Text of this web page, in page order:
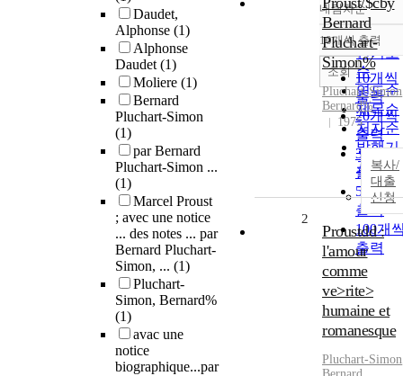
Daudet,
Alphonse (1)
Alphonse
Daudet(1)
Moliere (1)
Bernard
Pluchart-Simon
(1)
par Bernard
Pluchart-Simon ...
(1)
Marcel Proust
; avec une notice
... des notes ... par
Bernard Pluchart-
Simon, ... (1)
Pluchart-
Simon, Bernard%
(1)
avac une
notice
biographique...par
정확도
순
인기도
순
연도순
제목순
저자순
발행기
관순
내림차순
내림차
10개씩 출력
10개씩
출력
20개씩
출력
30개씩
출력
50개씩
출력
100개
출력
조회
Bernard
Pluchart-
Simon%
Pluchart-Simon
Bernard%
1975
복사/
대출
신청
2
Proustdd :
l'amour
comme
ve>rite>
humaine et
romanesque
Pluchart-Simon